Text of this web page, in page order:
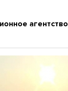
агентство